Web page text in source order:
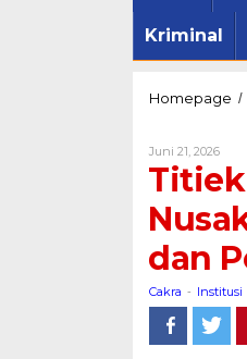
Kriminal
Homepage /
Juni 21, 2026Oleh
Cakra
dan
Cakra - Institusi